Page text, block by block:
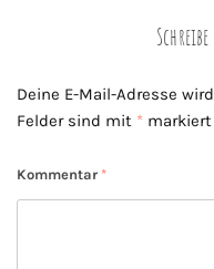
Deine E-Mail-Adresse
Felder sind mit * markiert
Kommentar *